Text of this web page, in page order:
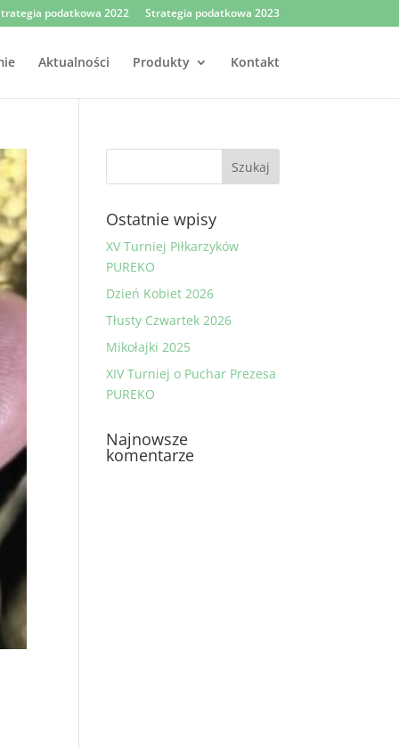
podatkowa 2022 Strategia podatkowa 2023
Aktualności Produkty Kontakt
Ostatnie wpisy
XV Turniej Piłkarzyków
PUREKO
Dzień Kobiet 2026
Tłusty Czwartek 2026
Mikołajki 2025
XIV Turniej o Puchar Prezesa
PUREKO
Najnowsze
komentarze